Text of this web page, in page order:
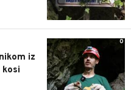
0
iz